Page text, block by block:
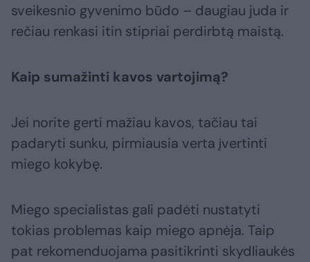
sveikesnio gyvenimo būdo – daugiau juda ir
rečiau renkasi itin stipriai perdirbtą maistą.
Kaip sumažinti kavos vartojimą?
Jei norite gerti mažiau kavos, tačiau tai
padaryti sunku, pirmiausia verta įvertinti
miego kokybę.
Miego specialistas gali padėti nustatyti
tokias problemas kaip miego apnėja. Taip
pat rekomenduojama pasitikrinti skydliaukės